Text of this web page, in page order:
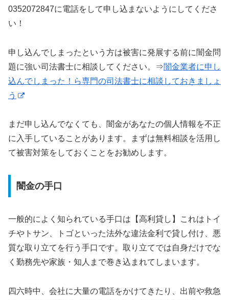
0352072847に電話をして申し込まないようにしてくださ
い！
申し込んでしまったという方は被害に発展する前に闇金問
題に強い司法書士に相談してください。⇒闇金業者に申し
込んでしまった！ら専門の司法書士に相談しておきましょ
う
まだ申し込んでなくても、闇金があなたの個人情報を不正
に入手していることがあります。まずは無料相談を活用し
て被害対策をしておくことをお勧めします。
闇金の手口
一般的によく知られている手口は【高利貸し】これはトイ
チやトサン、トゴといった法外な違法金利で貸し付け、悪
質な取り立てを行う手口です。取り立てでは自身だけでな
く勤務先や家族・知人まで巻き込まれてしまいます。
四六時中、会社に大量の電話をかけてきたり、出前や救急